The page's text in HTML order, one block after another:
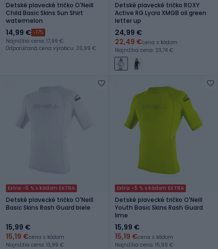
Detské plavecké tričko O'Neill
Child Basic Skins Sun Shirt
watermelon
14,99 € -17%
Najnižšia cena: 17,99 €
Odporúčaná cena výrobcu: 20,99 €
Detské plavecké tričko ROXY
Active RG Lycra XMGB oil green
letter up
24,99 €
22,49 €cena s kódom
Najnižšia cena: 23,74 €
Extra -5 % s kódom EXTRA
Detské plavecké tričko O'Neill
Basic Skins Rash Guard biele
15,99 €
15,19 €cena s kódom
Najnižšia cena: 13,99 €
Extra -5 % s kódom EXTRA
Detské plavecké tričko O'Neill
Youth Basic Skins Rash Guard
lime
15,99 €
15,19 €cena s kódom
Najnižšia cena: 15,99 €